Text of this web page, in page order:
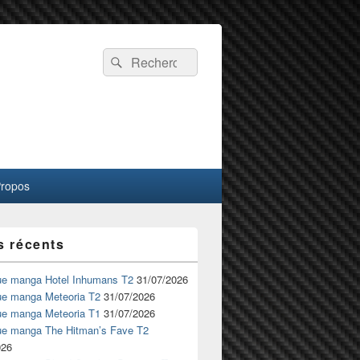
Recherche :
Rechercher
récents
manga Hotel Inhumans T2 31/07/2026
manga Meteoria T2 31/07/2026
manga Meteoria T1 31/07/2026
manga The Hitman’s Fave T2